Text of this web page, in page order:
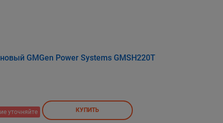
GMGen Power Systems GMSH220Т
уточняйте КУПИТЬ